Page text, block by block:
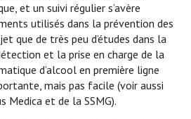
et un suivi régulier s’avère
utilisés dans la prévention des
que de très peu d’études dans la
et la prise en charge de la
d’alcool en première ligne
mais pas facile (voir aussi
Medica et de la SSMG).